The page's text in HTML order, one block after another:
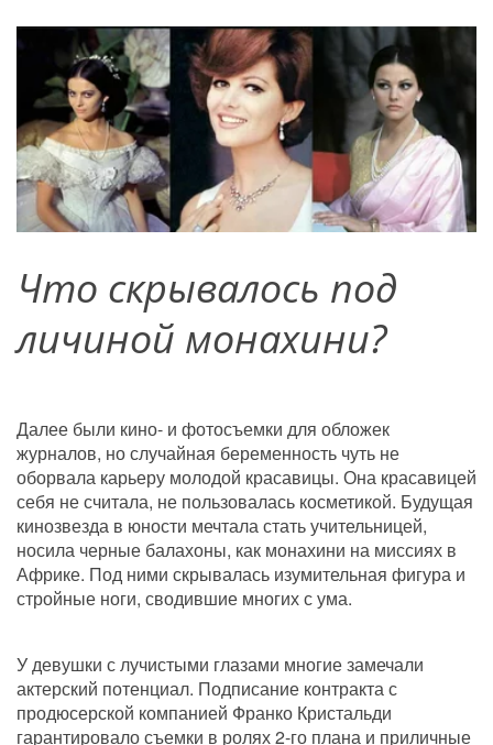
Что скрывалось под
личиной монахини?
Далее были кино- и фотосъемки для обложек
журналов, но случайная беременность чуть не
оборвала карьеру молодой красавицы. Она красавицей
себя не считала, не пользовалась косметикой. Будущая
кинозвезда в юности мечтала стать учительницей,
носила черные балахоны, как монахини на миссиях в
Африке. Под ними скрывалась изумительная фигура и
стройные ноги, сводившие многих с ума.
У девушки с лучистыми глазами многие замечали
актерский потенциал. Подписание контракта с
продюсерской компанией Франко Кристальди
гарантировало съемки в ролях 2-го плана и приличные